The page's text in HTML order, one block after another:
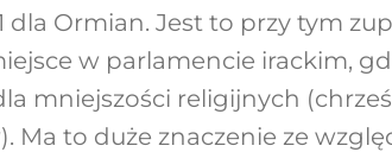
dla Ormian. Jest to przy tym
w parlamencie irackim,
mniejszości religijnych
Ma to duże znaczenie ze